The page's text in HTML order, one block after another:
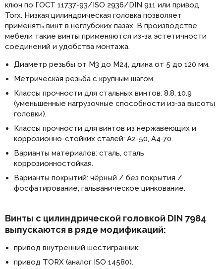
ключ по ГОСТ 11737-93/ISO 2936/DIN 911 или привод
Torx. Низкая цилиндрическая головка позволяет
применять винт в неглубоких пазах. В производстве
мебели такие винты применяются из-за эстетичности
соединений и удобства монтажа.
Диаметр резьбы от М3 до М24, длина от 5 до 120 мм.
Метрическая резьба с крупным шагом.
Классы прочности для стальных винтов: 8.8, 10.9
(уменьшенные нагрузочные способности из-за высоты
головки).
Классы прочности для винтов из нержавеющих и
коррозионно-стойких сталей: А2-50, А4-70.
Варианты материалов: сталь, сталь
коррозионностойкая.
Варианты покрытий: чёрный / без покрытия /
фосфатирование, гальваническое цинкование.
Винты с цилиндрической головкой DIN 7984
выпускаются в ряде модификаций:
привод внутренний шестигранник;
привод TORX (аналог ISO 14580).